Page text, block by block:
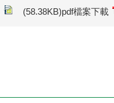
(58.38KB)pdf檔案下載